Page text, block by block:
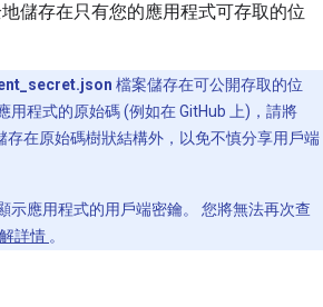
儲存在只有您的應用程式可存取的位
檔案儲存在可公開存取的位
用程式的原始碼 (例如在 GitHub 上)，請將
存在原始碼樹狀結構外，以免不慎分享用戶端
示應用程式的用戶端密鑰。 您將無法再次查
詳情 。